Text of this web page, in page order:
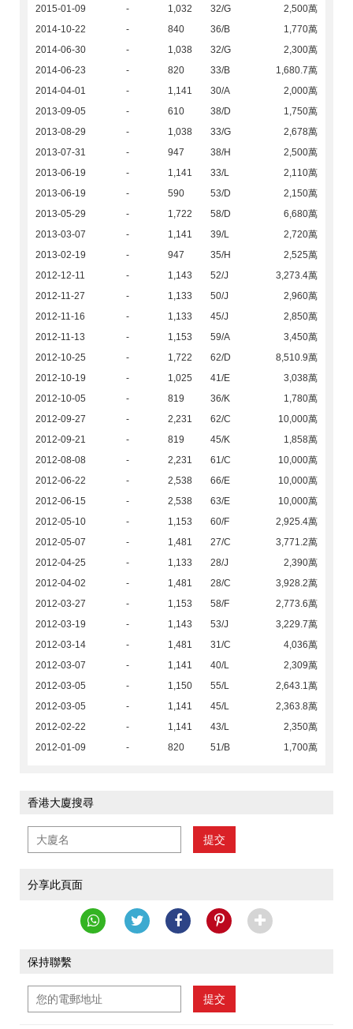
2015-01-09 - 1,032 32/G
2,500萬
2014-10-22
- 840 36/B
1,770萬
2014-06-30
- 1,038 32/G
2,300萬
2014-06-23
- 820 33/B
1,680.7萬
2014-04-01
- 1,141 30/A
2,000萬
2013-09-05
- 610 38/D
1,750萬
2013-08-29
- 1,038 33/G
2,678萬
2013-07-31
- 947 38/H
2,500萬
2013-06-19
- 1,141 33/L
2,110萬
2013-06-19
- 590 53/D
2,150萬
2013-05-29
- 1,722 58/D
6,680萬
2013-03-07
- 1,141 39/L
2,720萬
2013-02-19
- 947 35/H
2,525萬
2012-12-11
- 1,143 52/J
3,273.4萬
2012-11-27
- 1,133 50/J
2,960萬
2012-11-16
- 1,133 45/J
2,850萬
2012-11-13
- 1,153 59/A
3,450萬
2012-10-25
- 1,722 62/D
8,510.9萬
2012-10-19
- 1,025 41/E
3,038萬
2012-10-05
- 819 36/K
1,780萬
2012-09-27
- 2,231 62/C
10,000萬
2012-09-21
- 819 45/K
1,858萬
2012-08-08
- 2,231 61/C
10,000萬
2012-06-22
- 2,538 66/E
10,000萬
2012-06-15
- 2,538 63/E
10,000萬
2012-05-10
- 1,153 60/F
2,925.4萬
2012-05-07
- 1,481 27/C
3,771.2萬
2012-04-25
- 1,133 28/J
2,390萬
2012-04-02
- 1,481 28/C
3,928.2萬
2012-03-27
- 1,153 58/F
2,773.6萬
2012-03-19
- 1,143 53/J
3,229.7萬
2012-03-14
- 1,481 31/C
4,036萬
2012-03-07
- 1,141 40/L
2,309萬
2012-03-05
- 1,150 55/L
2,643.1萬
2012-03-05
- 1,141 45/L
2,363.8萬
2012-02-22
- 1,141 43/L
2,350萬
2012-01-09
- 820 51/B 1,700萬
香港大廈搜尋
提交
分享此頁面
保持聯繫
提交